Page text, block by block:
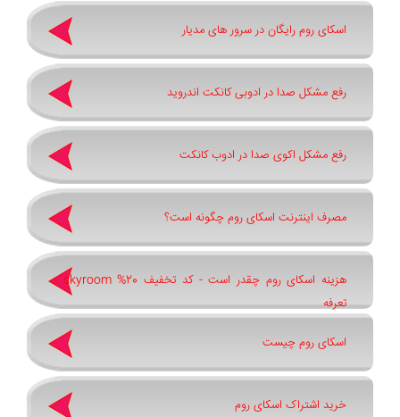
اسکای روم رایگان در سرور های مدیار
رفع مشکل صدا در ادوبی کانکت اندروید
رفع مشکل اکوی صدا در ادوب کانکت
مصرف اینترنت اسکای روم چگونه است؟
هزینه اسکای روم چقدر است - کد تخفیف 20% skyroom -
تعرفه
اسکای روم چیست
خرید اشتراک اسکای روم